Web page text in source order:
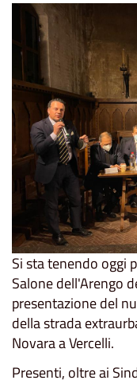
Si sta tenendo oggi
Salone dell'Arengo
presentazione del
della strada
Novara a Vercelli.
Presenti, oltre ai